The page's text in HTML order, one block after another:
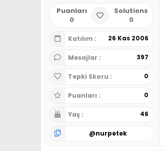
Puanları
0
Solutions
0
Katılım 26 Kas 2006
Mesajlar 397
Tepki Skoru 0
Puanları 0
Yaş 46
@nurpetek